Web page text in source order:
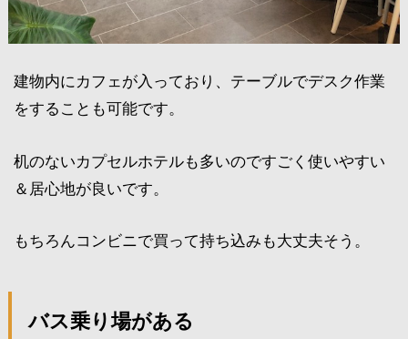
建物内にカフェが入っており、テーブルでデスク作業
をすることも可能です。
机のないカプセルホテルも多いのですごく使いやすい
＆居心地が良いです。
もちろんコンビニで買って持ち込みも大丈夫そう。
バス乗り場がある